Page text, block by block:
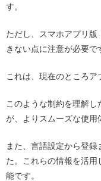
す。
ただし、スマホアプリ
きない点に注意が必要で
これは、現在のところア
このような制約を理解
が、よりスムーズな使用
また、言語設定から登
た。これらの情報を活
能です。